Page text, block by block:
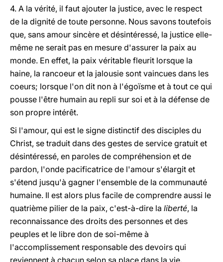
4. A la vérité, il faut ajouter la justice, avec le respect
de la dignité de toute personne. Nous savons toutefois
que, sans amour sincère et désintéressé, la justice elle-
même ne serait pas en mesure d'assurer la paix au
monde. En effet, la paix véritable fleurit lorsque la
haine, la rancoeur et la jalousie sont vaincues dans les
coeurs; lorsque l'on dit non à l'égoïsme et à tout ce qui
pousse l'être humain au repli sur soi et à la défense de
son propre intérêt.
Si l'amour, qui est le signe distinctif des disciples du
Christ, se traduit dans des gestes de service gratuit et
désintéressé, en paroles de compréhension et de
pardon, l'onde pacificatrice de l'amour s'élargit et
s'étend jusqu'à gagner l'ensemble de la communauté
humaine. Il est alors plus facile de comprendre aussi le
quatrième pilier de la paix, c'est-à-dire la liberté, la
reconnaissance des droits des personnes et des
peuples et le libre don de soi-même à
l'accomplissement responsable des devoirs qui
reviennent à chacun selon sa place dans la vie.